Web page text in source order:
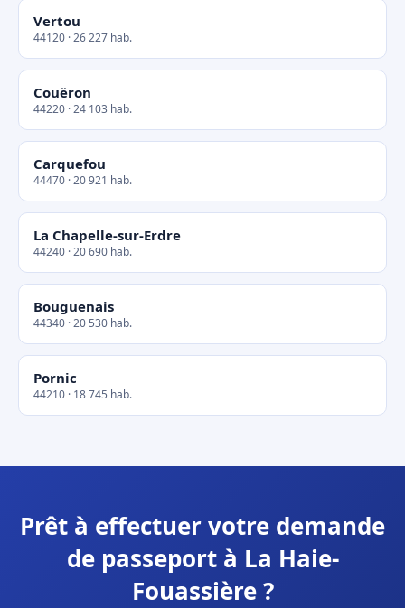
Vertou
44120 · 26 227 hab.
Couëron
44220 · 24 103 hab.
Carquefou
44470 · 20 921 hab.
La Chapelle-sur-Erdre
44240 · 20 690 hab.
Bouguenais
44340 · 20 530 hab.
Pornic
44210 · 18 745 hab.
Prêt à effectuer votre demande
de passeport à La Haie-
Fouassière ?